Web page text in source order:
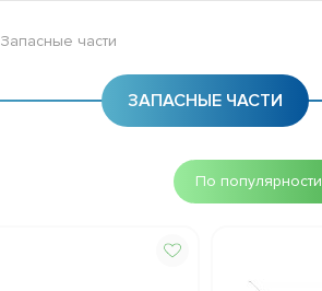
Запасные части
ЗАПАСНЫЕ ЧАСТИ
По популярности